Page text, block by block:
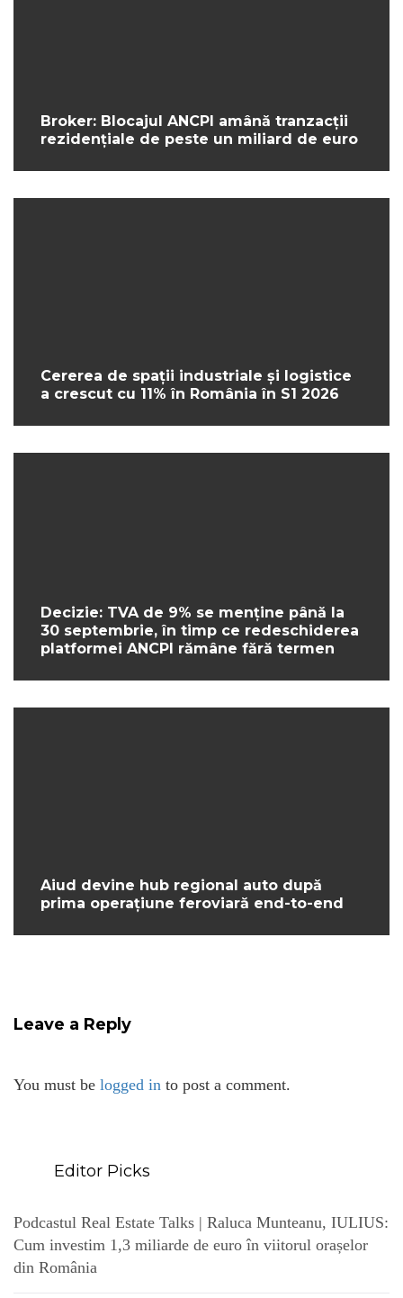
Broker: Blocajul ANCPI amână tranzacții
rezidențiale de peste un miliard de euro
Cererea de spații industriale și logistice
a crescut cu 11% în România în S1 2026
Decizie: TVA de 9% se menține până la
30 septembrie, în timp ce redeschiderea
platformei ANCPI rămâne fără termen
Aiud devine hub regional auto după
prima operațiune feroviară end-to-end
Leave a Reply
You must be logged in to post a comment.
Editor Picks
Podcastul Real Estate Talks | Raluca Munteanu, IULIUS:
Cum investim 1,3 miliarde de euro în viitorul orașelor
din România